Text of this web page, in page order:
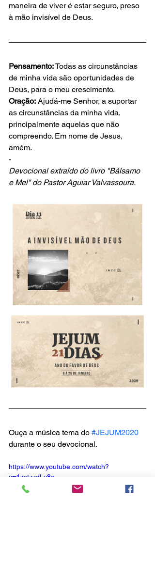
maneira de viver é estar seguro, preso
à mão invisível de Deus.
Pensamento: Todas as circunstâncias
de minha vida são oportunidades de
Deus, para o meu crescimento.
Oração: Ajudá-me Senhor, a suportar
as circunstâncias da minha vida,
principalmente aquelas que não
compreendo. Em nome de Jesus,
amém.
-
Devocional extraído do livro "Bálsamo
e Mel" do Pastor Aguiar Valvassoura.
Ouça a música tema do #JEJUM2020
durante o seu devocional.
https://www.youtube.com/watch?
v=4zotzzdLy8o